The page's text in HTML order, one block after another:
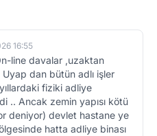
16:55
line davalar ,uzaktan
dan bütün adlı işler
fiziki adliye
.. Ancak zemin yapısı kötü
deniyor) devlet hastane ye
hatta adliye binası